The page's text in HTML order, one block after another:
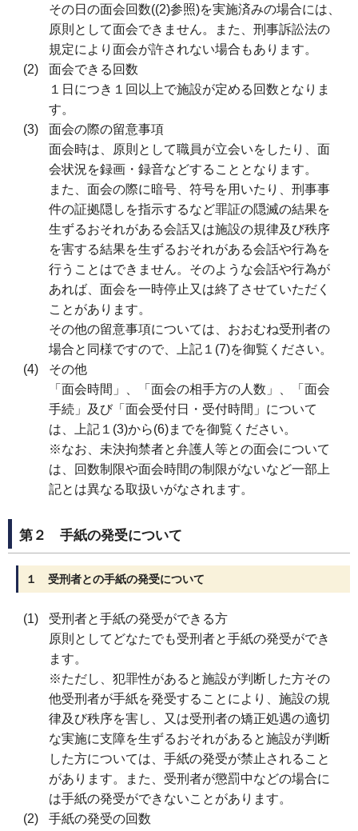
その日の面会回数((2)参照)を実施済みの場合には、
原則として面会できません。また、刑事訴訟法の
規定により面会が許されない場合もあります。
面会できる回数
１日につき１回以上で施設が定める回数となりま
す。
面会の際の留意事項
面会時は、原則として職員が立会いをしたり、面
会状況を録画・録音などすることとなります。
また、面会の際に暗号、符号を用いたり、刑事事
件の証拠隠しを指示するなど罪証の隠滅の結果を
生ずるおそれがある会話又は施設の規律及び秩序
を害する結果を生ずるおそれがある会話や行為を
行うことはできません。そのような会話や行為が
あれば、面会を一時停止又は終了させていただく
ことがあります。
その他の留意事項については、おおむね受刑者の
場合と同様ですので、上記１(7)を御覧ください。
その他
「面会時間」、「面会の相手方の人数」、「面会
手続」及び「面会受付日・受付時間」について
は、上記１(3)から(6)までを御覧ください。
※なお、未決拘禁者と弁護人等との面会について
は、回数制限や面会時間の制限がないなど一部上
記とは異なる取扱いがなされます。
第２ 手紙の発受について
１ 受刑者との手紙の発受について
受刑者と手紙の発受ができる方
原則としてどなたでも受刑者と手紙の発受ができ
ます。
※ただし、犯罪性があると施設が判断した方その
他受刑者が手紙を発受することにより、施設の規
律及び秩序を害し、又は受刑者の矯正処遇の適切
な実施に支障を生ずるおそれがあると施設が判断
した方については、手紙の発受が禁止されること
があります。また、受刑者が懲罰中などの場合に
は手紙の発受ができないことがあります。
手紙の発受の回数